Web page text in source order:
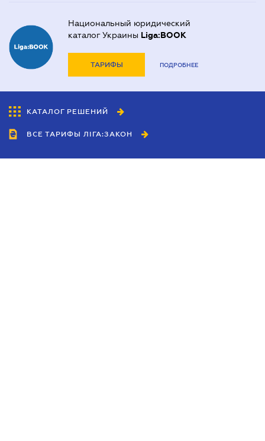
Национальный юридический
каталог Украины Liga:BOOK
ТАРИФЫ ПОДРОБНЕЕ
КАТАЛОГ РЕШЕНИЙ
ВСЕ ТАРИФЫ ЛІГА:ЗАКОН